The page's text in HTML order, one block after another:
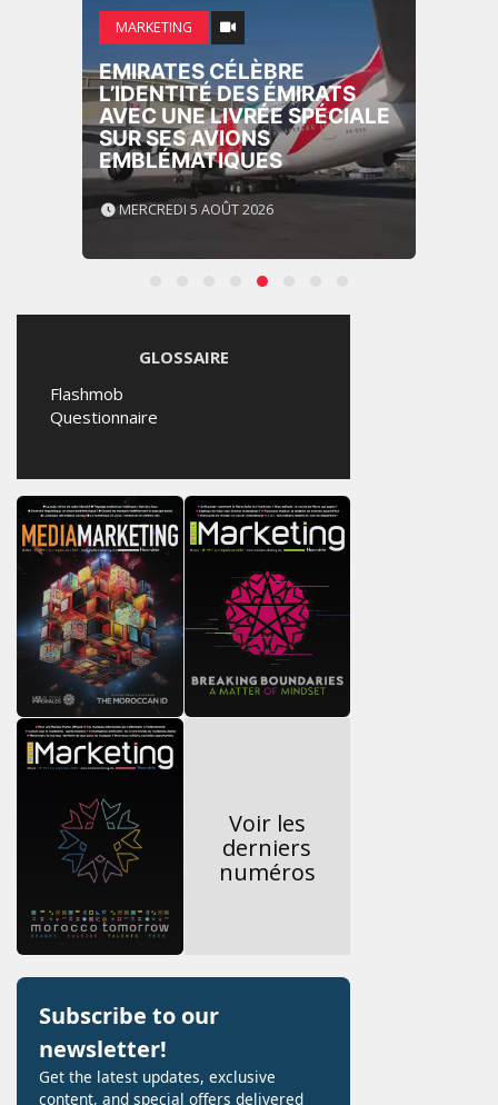
MARKETING
EMIRATES CÉLÈBRE
L’IDENTITÉ DES ÉMIRATS
AVEC UNE LIVRÉE SPÉCIALE
SUR SES AVIONS
EMBLÉMATIQUES
MERCREDI 5 AOÛT 2026
GLOSSAIRE
Flashmob
Questionnaire
Voir les
derniers
numéros